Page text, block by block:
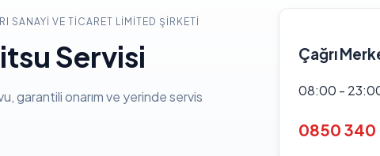
SANAYI VE TICARET LIMITED ŞIRKETI
Servisi
garantili onarım ve yerinde servis
Çağrı
08:00 -
0850 340